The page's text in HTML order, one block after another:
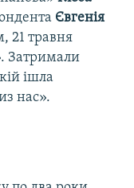
Євгенія
21 травня
Затримали
ішла
нас».